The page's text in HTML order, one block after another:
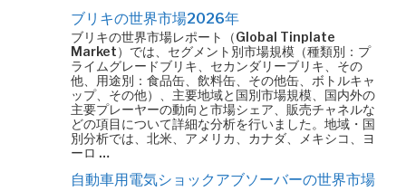
ブリキの世界市場2026年
ブリキの世界市場レポート（Global Tinplate
Market）では、セグメント別市場規模（種類別：プ
ライムグレードブリキ、セカンダリーブリキ、その
他、用途別：食品缶、飲料缶、その他缶、ボトルキャ
ップ、その他）、主要地域と国別市場規模、国内外の
主要プレーヤーの動向と市場シェア、販売チャネルな
どの項目について詳細な分析を行いました。地域・国
別分析では、北米、アメリカ、カナダ、メキシコ、ヨ
ーロ …
自動車用電気ショックアブソーバーの世界市場